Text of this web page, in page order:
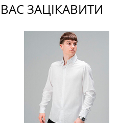
ЗАЦІКАВИТИ